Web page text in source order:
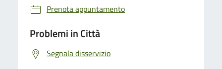
Prenota appuntamento
Problemi in Città
Segnala disservizio